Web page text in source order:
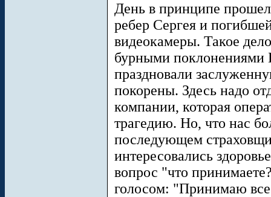
День в принципе
ребер Сергея и
видеокамеры. Такое
бурными поклонениями
праздновали
покорены. Здесь надо
компании, которая
трагедию. Но, что нас
последующем
интересовались
вопрос "что
голосом: "Принимаю